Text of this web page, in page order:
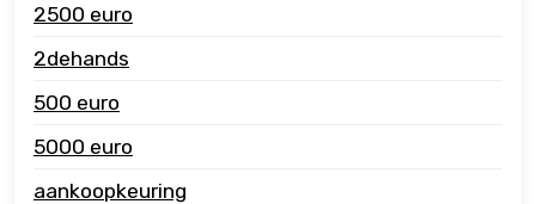
2500 euro
2dehands
500 euro
5000 euro
aankoopkeuring